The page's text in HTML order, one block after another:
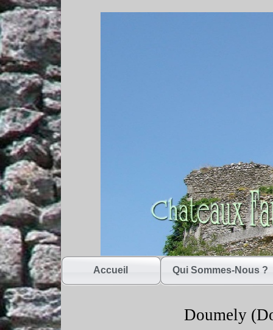
Accueil Qui Sommes-Nous ?
Doumely